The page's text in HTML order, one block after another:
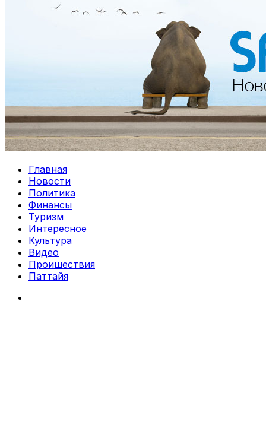
Главная
Новости
Политика
Финансы
Туризм
Интересное
Культура
Видео
Проишествия
Паттайя